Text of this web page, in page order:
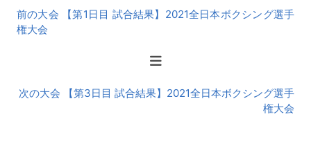
後
の
前の大会 【第1日目 試合結果】2021全日本ボクシング選手
権大会
次の大会 【第3日目 試合結果】2021全日本ボクシング選手
権大会